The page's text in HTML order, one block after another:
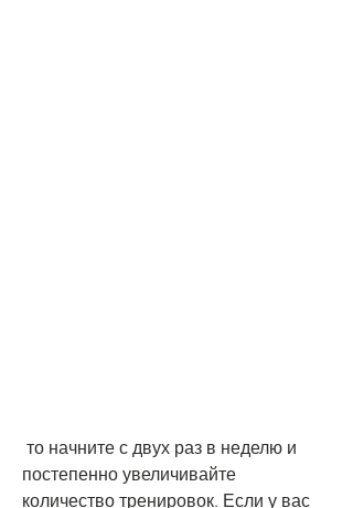
постепенно увеличивайте
количество тренировок. Если у вас